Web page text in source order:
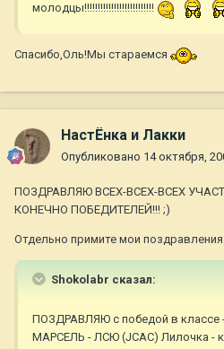
молодцы!!!!!!!!!!!!!!!!!!!!!!!!!!
Спасибо,Оль!Мы стараемся
НастЁнка и Лакки
Опубликовано 14 октября,
ПОЗДРАВЛЯЮ ВСЕХ-ВСЕХ-ВСЕХ
КОНЕЧНО ПОБЕДИТЕЛЕЙ!!! ;)
Отдельно примите мои
Shokolabr сказал:
ПОЗДРАВЛЯЮ с победой в
МАРСЕЛЬ - ЛСЮ (JCAC) Лилочка -